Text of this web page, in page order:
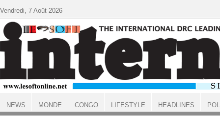
ACCUEIL
Vendredi, 7 Août 2026
NEWS MONDE CONGO LIFESTYLE HEADLINES